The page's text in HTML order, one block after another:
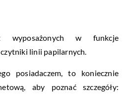
wyposażonych w funkcje
linii papilarnych.
posiadaczem, to koniecznie
aby poznać szczegóły: